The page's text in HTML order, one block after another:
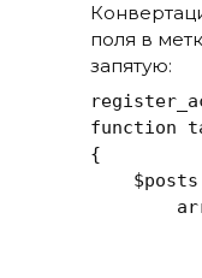
поля в
запятую:
function
{